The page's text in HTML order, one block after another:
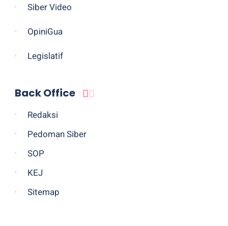
Siber Video
OpiniGua
Legislatif
Back Office
Redaksi
Pedoman Siber
SOP
KEJ
Sitemap